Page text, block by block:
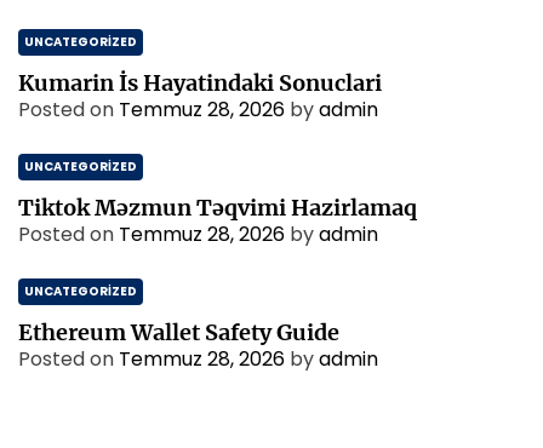
UNCATEGORIZED
Kumarin İs Hayatindaki Sonuclari
Posted on Temmuz 28, 2026 byadmin
UNCATEGORIZED
Tiktok Məzmun Təqvimi Hazirlamaq
Posted on Temmuz 28, 2026 byadmin
UNCATEGORIZED
Ethereum Wallet Safety Guide
Posted on Temmuz 28, 2026 byadmin